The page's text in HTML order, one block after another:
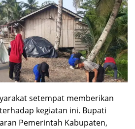
setempat memberikan
kegiatan ini. Bupati
Pemerintah Kabupaten,